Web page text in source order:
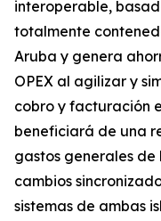
interoperable,
totalmente
Aruba y genera
OPEX al agilizar y
cobro y facturación
beneficiará de una
gastos generales
cambios
sistemas de ambas